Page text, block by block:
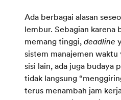
Ada berbagai alasan
lembur. Sebagian karena
memang tinggi,deadline
sistem manajemen
sisi lain, ada juga budaya
tidak langsung
terus menambah jam